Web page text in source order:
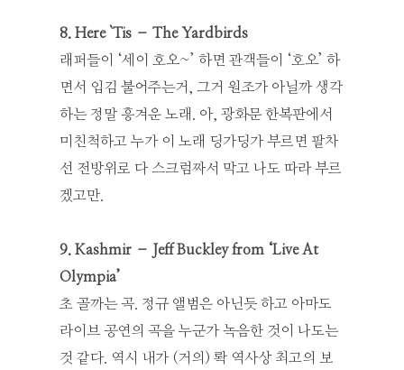
8. Here `Tis – The Yardbirds
래퍼들이 ‘세이 호오~’ 하면 관객들이 ‘호오’ 하
면서 입김 불어주는거, 그거 원조가 아닐까 생각
하는 정말 흥겨운 노래. 아, 광화문 한복판에서
미친척하고 누가 이 노래 딩가딩가 부르면 팔차
선 전방위로 다 스크럼짜서 막고 나도 따라 부르
겠고만.
9. Kashmir – Jeff Buckley from ‘Live At
Olympia’
초 골까는 곡. 정규 앨범은 아닌듯 하고 아마도
라이브 공연의 곡을 누군가 녹음한 것이 나도는
것 같다. 역시 내가 (거의) 롹 역사상 최고의 보